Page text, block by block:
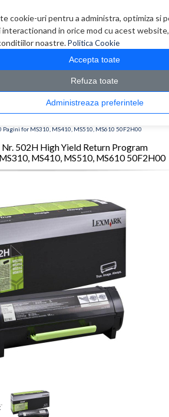
cookie-uri pentru a administra, optimiza si
in orice mod cu acest
noastre.Politica Cookie
Accepta toate
Refuza toate
Administreaza preferintele
0 produs(e)
for MS310, MS410, MS510, MS610 50F2H00
502H High Yield Return Program
MS410, MS510, MS610 50F2H00